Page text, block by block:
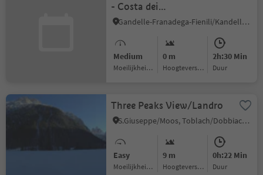
- Costa dei
Nosellari/Haselsberg -
Gandelle-Franadega-Fienili/Kandellen-Frondeigen-Stadlern, Toblach/Dobbiaco, Dolomites Region 3 Zinnen
Medium
Moeilijkheidsgraad
0 m
Hoogteverschil
2h:30 Min
Duur
Three Peaks View/Landro
S.Giuseppe/Moos, Toblach/Dobbiaco, Dolomites Region 3 Zinnen
Easy
Moeilijkheidsgraad
9 m
Hoogteverschil
0h:22 Min
Duur